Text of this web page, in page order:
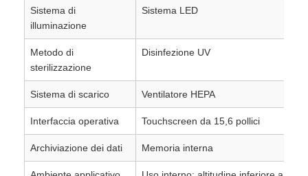
Sistema di
illuminazione
Sistema LED
Metodo di
sterilizzazione
Disinfezione UV
Sistema di scarico Ventilatore HEPA
Interfaccia operativa Touchscreen da 15,6 pollici
Archiviazione dei dati Memoria interna